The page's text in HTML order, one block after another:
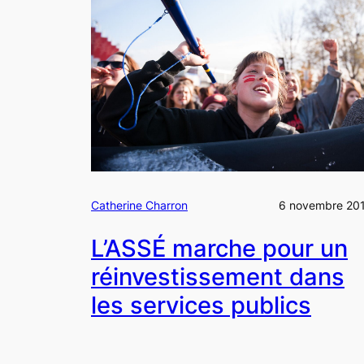
Catherine Charron 6 novembre
L’ASSÉ marche pour un
réinvestissement dans
les services publics